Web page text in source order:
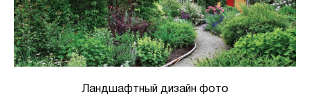
Ландшафтный дизайн фото